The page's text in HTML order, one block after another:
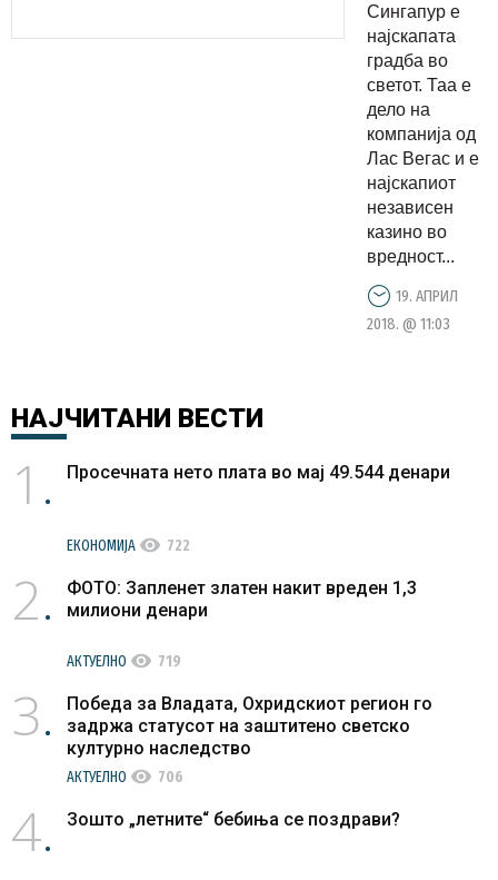
милијарди
долари
Сингапур е
најскапата
градба во
светот. Таа е
дело на
компанија од
Лас Вегас и е
најскапиот
независен
казино во
вредност...
19. АПРИЛ
2018. @ 11:03
НАЈЧИТАНИ ВЕСТИ
1 Просечната нето плата во мај 49.544 денари
ЕКОНОМИЈА visibility 722
2
ФОТО: Запленет златен накит вреден 1,3
милиони денари
АКТУЕЛНО visibility 719
3
Победа за Владата, Охридскиот регион го
задржа статусот на заштитено светско
културно наследство
АКТУЕЛНО visibility 706
4 Зошто „летните“ бебиња се поздрави?